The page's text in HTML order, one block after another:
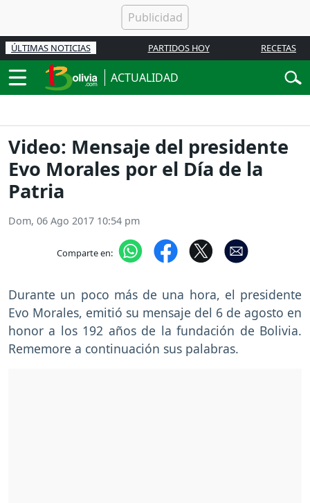
ÚLTIMAS NOTICIAS PARTIDOS HOY RECETAS
ACTUALIDAD
Video: Mensaje del presidente
Evo Morales por el Día de la
Patria
Dom, 06 Ago 2017 10:54 pm
Comparte en:
Durante un poco más de una hora, el presidente
Evo Morales, emitió su mensaje del 6 de agosto en
honor a los 192 años de la fundación de Bolivia.
Rememore a continuación sus palabras.